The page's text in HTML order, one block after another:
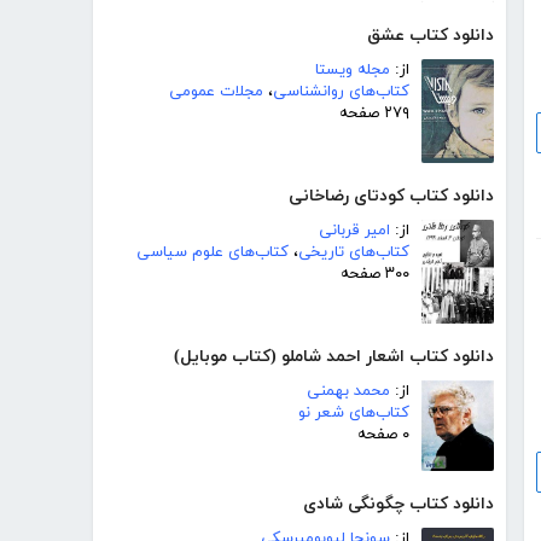
دانلود کتاب عشق
از: مجله ویستا
کتاب‌های روانشناسی، مجلات عمومی
۲۷۹ صفحه
دانلود کتاب کودتای رضاخانی
از: امیر قربانی
کتاب‌های تاریخی، کتاب‌های علوم سیاسی
۳۰۰ صفحه
دانلود کتاب اشعار احمد شاملو (کتاب موبایل)
از: محمد بهمنی
کتاب‌های شعر نو
۰ صفحه
دانلود کتاب چگونگی شادی